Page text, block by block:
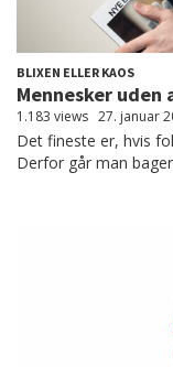
BLIXEN ELLER KAOS
Mennesker uden
1.183 views 27. januar
Det fineste er, hvis
Derfor går man